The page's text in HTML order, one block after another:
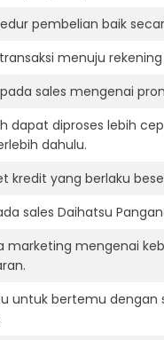
pembelian baik
menuju
sales mengenai
dapat diproses lebih
dahulu.
kredit yang berlaku
sales Daihatsu
marketing mengenai
untuk bertemu